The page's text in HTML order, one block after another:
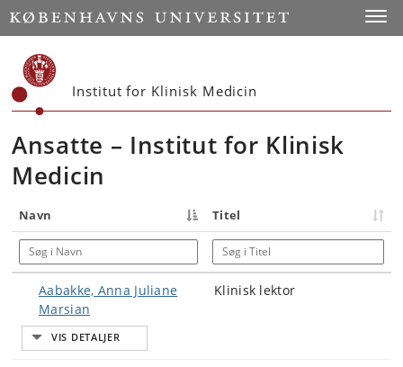
Start
Institut for Klinisk Medicin
Ansatte – Institut for Klinisk
Medicin
Navn Titel
Søg i Navn Søg i Titel
Aabakke, Anna Juliane
Marsian
Klinisk lektor